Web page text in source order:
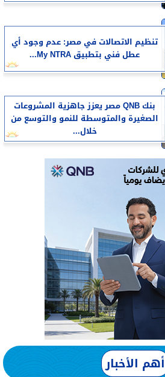
تنظيم الاتصالات في مصر: عدم وجود أي
عطل فني بتطبيق My NTRA...
بنك QNB مصر يعزز جاهزية المشروعات
الصغيرة والمتوسطة للنمو والتوسع من
خلال...
أهم الأخبار